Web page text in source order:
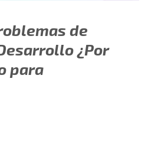
de
¿Por
para